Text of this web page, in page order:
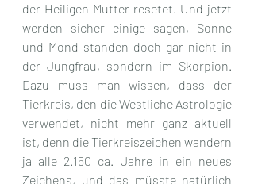
der Heiligen Mutter resetet. Und jetzt
werden sicher einige sagen, Sonne
und Mond standen doch gar nicht in
der Jungfrau, sondern im Skorpion.
Dazu muss man wissen, dass der
Tierkreis, den die Westliche Astrologie
verwendet, nicht mehr ganz aktuell
ist, denn die Tierkreiszeichen wandern
ja alle 2.150 ca. Jahre in ein neues
Zeichens, und das müsste natürlich